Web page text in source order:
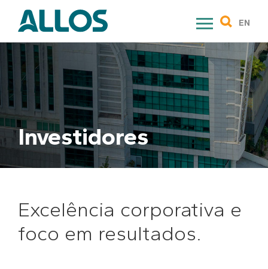
content
EN
Investidores
Excelência corporativa e
foco em resultados.